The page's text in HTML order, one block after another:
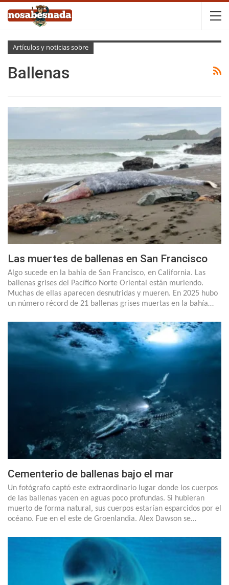
Artículos y noticias sobre
Ballenas
Las muertes de ballenas en San Francisco
Algo sucede en la bahía de San Francisco, en California. Las
ballenas grises del Pacífico Norte Oriental están muriendo.
Muchas de ellas aparecen desnutridas y mueren. En 2025 hubo
un número récord de 21 ballenas grises muertas en la bahía…
Cementerio de ballenas bajo el mar
Un fotógrafo captó este extraordinario lugar donde los cuerpos
de las ballenas yacen en aguas poco profundas. Si hubieran
muerto de forma natural, sus cuerpos estarían esparcidos por el
océano. Fue en el este de Groenlandia. Alex Dawson se…